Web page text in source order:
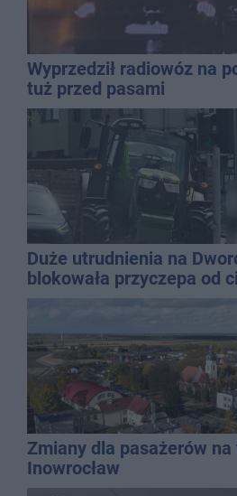
Wyprzedził radiowóz na
tuż przed pasami
Duże utrudnienia na
blokowała przyczepa od
Zmiany dla pasażerów
Inowrocław